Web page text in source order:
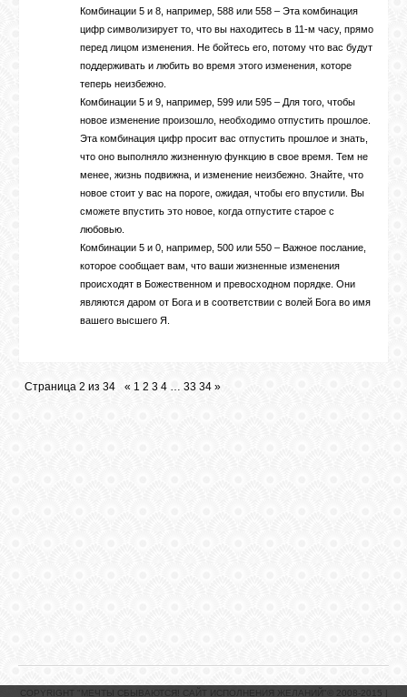
Комбинации 5 и 8, например, 588 или 558 – Эта комбинация
цифр символизирует то, что вы находитесь в 11-м часу, прямо
перед лицом изменения. Не бойтесь его, потому что вас будут
поддерживать и любить во время этого изменения, которе
теперь неизбежно.
Комбинации 5 и 9, например, 599 или 595 – Для того, чтобы
новое изменение произошло, необходимо отпустить прошлое.
Эта комбинация цифр просит вас отпустить прошлое и знать,
что оно выполняло жизненную функцию в свое время. Тем не
менее, жизнь подвижна, и изменение неизбежно. Знайте, что
новое стоит у вас на пороге, ожидая, чтобы его впустили. Вы
сможете впустить это новое, когда отпустите старое с
любовью.
Комбинации 5 и 0, например, 500 или 550 – Важное послание,
которое сообщает вам, что ваши жизненные изменения
происходят в Божественном и превосходном порядке. Они
являются даром от Бога и в соответствии с волей Бога во имя
вашего высшего Я.
Страница 2 из 34 « 1 2 3 4 … 33 34 »
COPYRIGHT "МЕЧТЫ СБЫВАЮТСЯ! САЙТ ИСПОЛНЕНИЯ ЖЕЛАНИЙ"© 2008-2015 |